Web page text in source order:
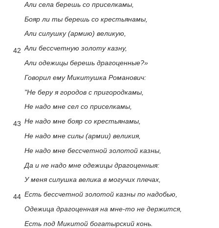
Али села берешь со приселкамы,
42
Бояр ли ты берешь со крестьянамы,
Али силушку (армию) великую,
Али бессчетную золоту казну,
Али одежицы берешь драгоценные?»
Говорил ему Микитушка Романович:
43
"Не беру я городов с пригородкамы,
Не надо мне сел со приселкамы,
Не надо мне бояр со крестьянамы,
Не надо мне силы (армии) великия,
Не надо мне бессчетной золотой казны,
44
Да и не надо мне одежицы драгоценныя:
У меня силушка велика в могучих плечах,
Есть бессчетной золотой казны по надобью,
Одежица драгоценная на мне-то не держится,
Есть под Микитой богатырский конь.